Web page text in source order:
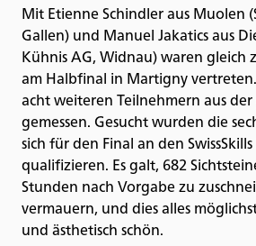
Mit Etienne Schindler aus Muolen
Gallen) und Manuel Jakatics aus
Kühnis AG, Widnau) waren gleich
am Halbfinal in Martigny
acht weiteren Teilnehmern aus
gemessen. Gesucht wurden die
sich für den Final an den
qualifizieren. Es galt, 682
Stunden nach Vorgabe zu
vermauern, und dies alles
und ästhetisch schön.